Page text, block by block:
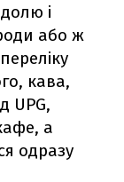
і
або ж
кава,
UPG,
а
одразу